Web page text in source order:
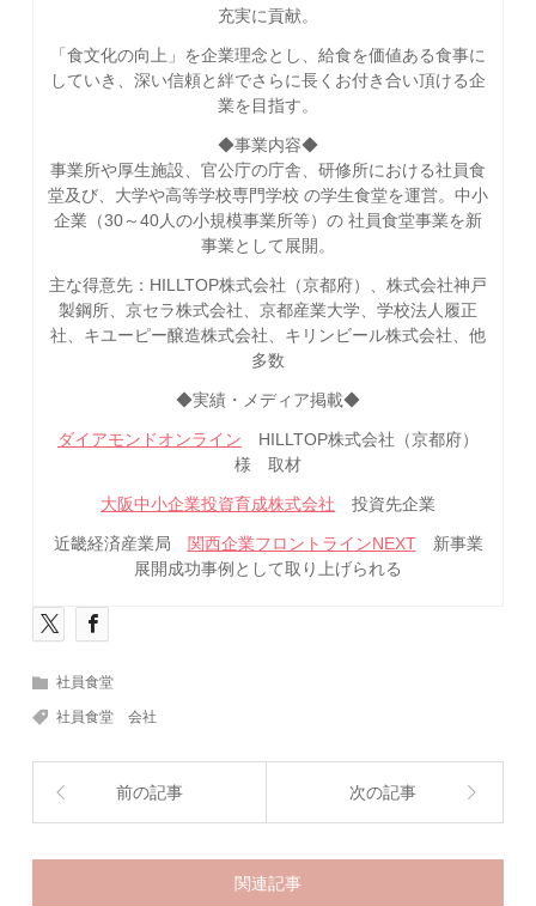
充実に貢献。
「食文化の向上」を企業理念とし、給食を価値ある食事に
していき、深い信頼と絆でさらに長くお付き合い頂ける企
業を目指す。
◆事業内容◆
事業所や厚生施設、官公庁の庁舎、研修所における社員食
堂及び、大学や高等学校専門学校 の学生食堂を運営。中小
企業（30～40人の小規模事業所等）の 社員食堂事業を新
事業として展開。
主な得意先：HILLTOP株式会社（京都府）、株式会社神戸
製鋼所、京セラ株式会社、京都産業大学、学校法人履正
社、キユーピー醸造株式会社、キリンビール株式会社、他
多数
◆実績・メディア掲載◆
ダイアモンドオンライン HILLTOP株式会社（京都府）
様 取材
大阪中小企業投資育成株式会社 投資先企業
近畿経済産業局 関西企業フロントラインNEXT新事業
展開成功事例として取り上げられる
社員食堂
社員食堂 会社
前の記事 次の記事
関連記事